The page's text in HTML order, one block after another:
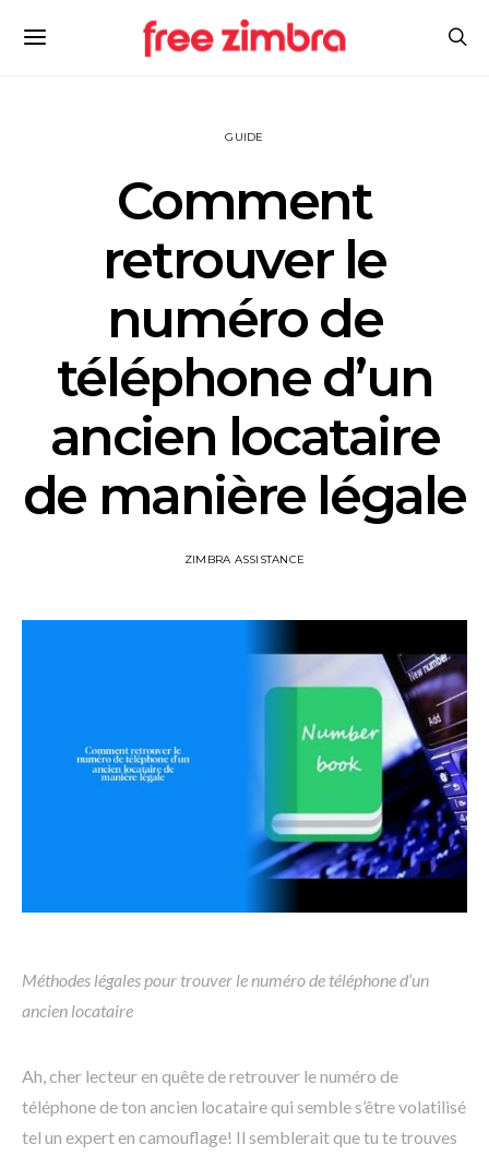
GUIDE
Comment
retrouver le
numéro de
téléphone d’un
ancien locataire
de manière légale
ZIMBRA ASSISTANCE
Méthodes légales pour trouver le numéro de téléphone d’un
ancien locataire
Ah, cher lecteur en quête de retrouver le numéro de
téléphone de ton ancien locataire qui semble s’être volatilisé
tel un expert en camouflage! Il semblerait que tu te trouves